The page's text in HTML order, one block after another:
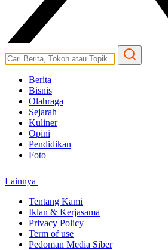
Berita
Bisnis
Olahraga
Sejarah
Kuliner
Opini
Pendidikan
Foto
Lainnya
Tentang Kami
Iklan & Kerjasama
Privacy Policy
Term of use
Pedoman Media Siber